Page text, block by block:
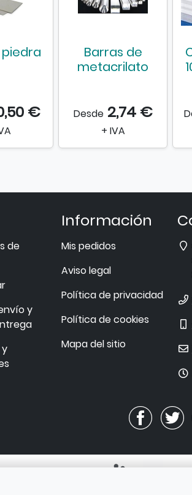
€
Barras de
metacrilato
Desde 2,74 €
+ IVA
de
y
Información
Mis pedidos
Aviso legal
Política de privacidad
Política de cookies
Mapa del sitio